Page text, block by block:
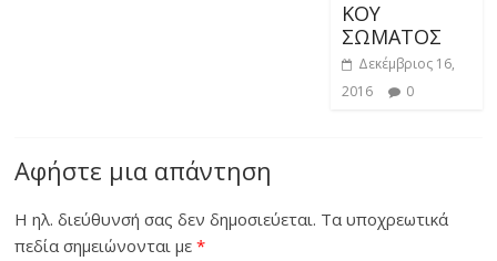
ΚΟΥ
ΣΩΜΑΤΟΣ
Δεκέμβριος 16,
2016
0
Αφήστε μια απάντηση
Η ηλ. διεύθυνσή σας δεν δημοσιεύεται. Τα υποχρεωτικά
πεδία σημειώνονται με*